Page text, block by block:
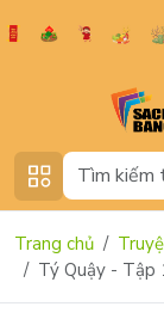
Trang chủ
Tý Quậy - Tập